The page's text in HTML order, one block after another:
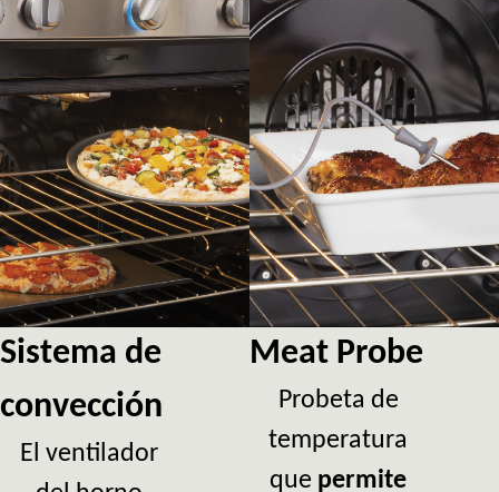
Sistema de
convección
El ventilador
Meat Probe
Probeta de
temperatura
que permite